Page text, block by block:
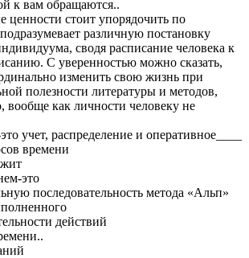
к вам обращаются..
стоит упорядочить по
различную постановку
сводя расписание человека к
С уверенностью можно сказать,
изменить свою жизнь при
полезности литературы и методов,
вообще как личности человеку не
учет, распределение и оперативное____
времени
это
последовательность метода «Альп»
действий